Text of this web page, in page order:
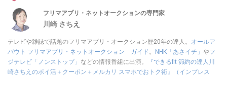
フリマアプリ・ネットオークションの専門家
川崎 さちえ
テレビや雑誌で話題のフリマアプリ・オークション歴20年の達人。 オールア
バウト フリマアプリ・ネットオークション ガイド。 NHK「あさイチ」 やフ
ジテレビ「ノンストップ」 などの情報番組に出演。
『できるfit 節約の達人川
崎さちえのポイ活＋クーポン＋メルカリ スマホでおトク術』（インプレス